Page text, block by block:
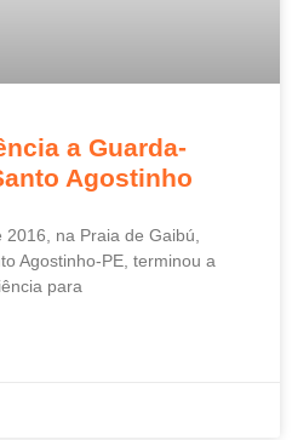
a Guarda-
Agostinho
na Praia de Gaibú,
Agostinho-PE, terminou a
para